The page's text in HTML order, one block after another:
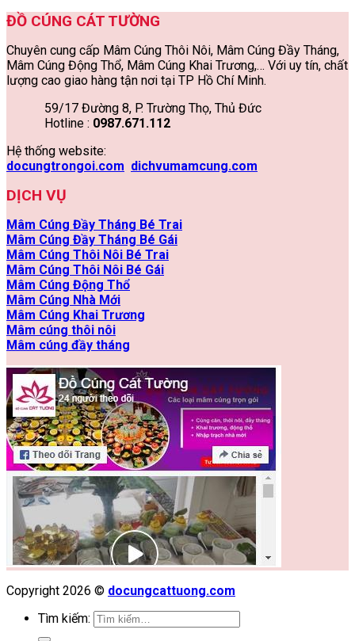
ĐỒ CÚNG CÁT TƯỜNG
Chuyên cung cấp Mâm Cúng Thôi Nôi, Mâm Cúng Đầy Tháng,
Mâm Cúng Động Thổ, Mâm Cúng Khai Trương,… Với uy tín, chất
lượng cao giao hàng tận nơi tại TP Hồ Chí Minh.
59/17 Đường 8, P. Trường Thọ, Thủ Đức
Hotline : 0987.671.112
Hệ thống website:
docungtrongoi.com dichvumamcung.com
DỊCH VỤ
Mâm Cúng Đầy Tháng Bé Trai
Mâm Cúng Đầy Tháng Bé Gái
Mâm Cúng Thôi Nôi Bé Trai
Mâm Cúng Thôi Nôi Bé Gái
Mâm Cúng Động Thổ
Mâm Cúng Nhà Mới
Mâm Cúng Khai Trương
Mâm cúng thôi nôi
Mâm cúng đầy tháng
Copyright 2026 © docungcattuong.com
Tìm kiếm: